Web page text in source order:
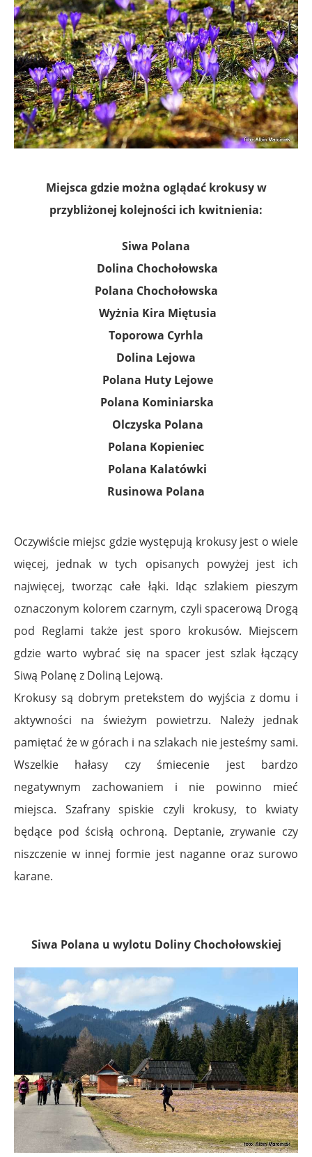
Miejsca gdzie można oglądać krokusy w
przybliżonej kolejności ich kwitnienia:
Siwa Polana
Dolina Chochołowska
Polana Chochołowska
Wyżnia Kira Miętusia
Toporowa Cyrhla
Dolina Lejowa
Polana Huty Lejowe
Polana Kominiarska
Olczyska Polana
Polana Kopieniec
Polana Kalatówki
Rusinowa Polana
Oczywiście miejsc gdzie występują krokusy jest o wiele
więcej, jednak w tych opisanych powyżej jest ich
najwięcej, tworząc całe łąki. Idąc szlakiem pieszym
oznaczonym kolorem czarnym, czyli spacerową Drogą
pod Reglami także jest sporo krokusów. Miejscem
gdzie warto wybrać się na spacer jest szlak łączący
Siwą Polanę z Doliną Lejową.
Krokusy są dobrym pretekstem do wyjścia z domu i
aktywności na świeżym powietrzu. Należy jednak
pamiętać że w górach i na szlakach nie jesteśmy sami.
Wszelkie hałasy czy śmiecenie jest bardzo
negatywnym zachowaniem i nie powinno mieć
miejsca.
Szafrany spiskie czyli krokusy, to kwiaty
będące pod ścisłą ochroną. Deptanie, zrywanie czy
niszczenie w innej formie jest naganne oraz surowo
karane.
Siwa Polana u wylotu Doliny Chochołowskiej